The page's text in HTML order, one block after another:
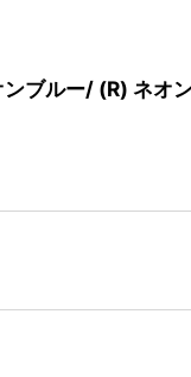
ルー/ (R) ネオ